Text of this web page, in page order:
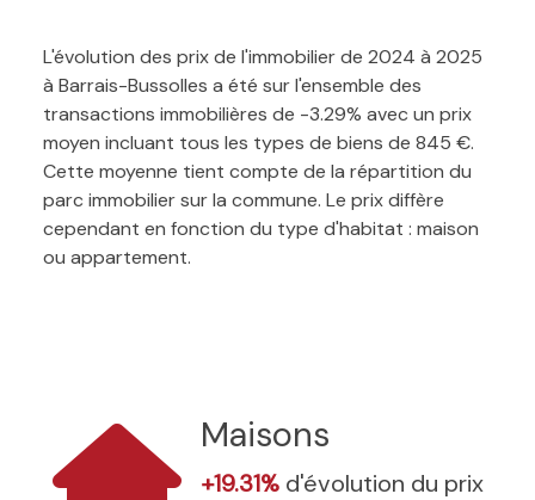
L'évolution des prix de l'immobilier de 2024 à 2025
à Barrais-Bussolles a été sur l'ensemble des
transactions immobilières de -3.29% avec un prix
moyen incluant tous les types de biens de 845 €.
Cette moyenne tient compte de la répartition du
parc immobilier sur la commune. Le prix diffère
cependant en fonction du type d'habitat : maison
ou appartement.
Maisons
+19.31% d'évolution du prix